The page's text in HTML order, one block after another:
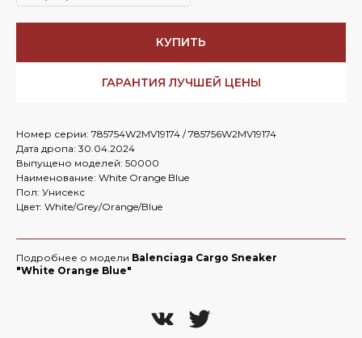
КУПИТЬ
ГАРАНТИЯ ЛУЧШЕЙ ЦЕНЫ
Номер серии: 785754W2MV19174 / 785756W2MV19174
Дата дропа: 30.04.2024
Выпущено моделей: 50000
Наименование: White Orange Blue
Пол: Унисекс
Цвет: White/Grey/Orange/Blue
Подробнее о модели Balenciaga Cargo Sneaker
"White Orange Blue"